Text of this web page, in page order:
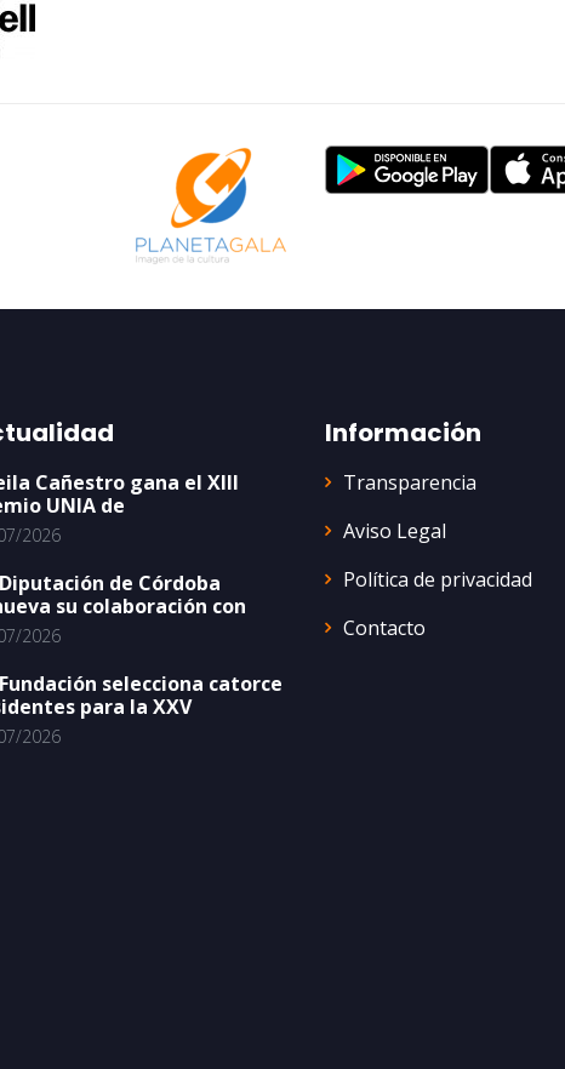
Cañestro gana el XIII
UNIA de
2026
de Córdoba
su colaboración con
2026
selecciona catorce
para la XXV
2026
Información
Transparencia
Aviso Legal
Política de privacidad
Contacto